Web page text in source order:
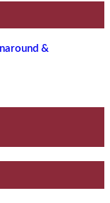
&